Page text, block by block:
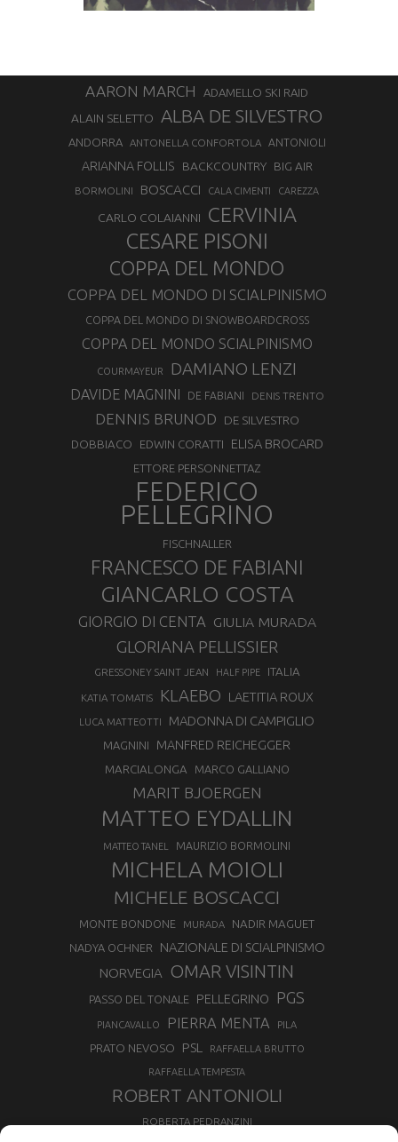
AARON MARCH ADAMELLO SKI RAID
ALAIN SELETTO ALBA DE SILVESTRO
ANDORRA ANTONELLA CONFORTOLA ANTONIOLI
ARIANNA FOLLIS BACKCOUNTRY BIG AIR
BORMOLINI BOSCACCI CALA CIMENTI CAREZZA
CARLO COLAIANNI CERVINIA
CESARE PISONI
COPPA DEL MONDO
COPPA DEL MONDO DI SCIALPINISMO
COPPA DEL MONDO DI SNOWBOARDCROSS
COPPA DEL MONDO SCIALPINISMO
COURMAYEUR DAMIANO LENZI
DAVIDE MAGNINI DE FABIANI DENIS TRENTO
DENNIS BRUNOD DE SILVESTRO
DOBBIACO EDWIN CORATTI ELISA BROCARD
ETTORE PERSONNETTAZ
FEDERICO
PELLEGRINO
FISCHNALLER
FRANCESCO DE FABIANI
GIANCARLO COSTA
GIORGIO DI CENTA GIULIA MURADA
GLORIANA PELLISSIER
GRESSONEY SAINT JEAN HALF PIPE ITALIA
KATIA TOMATIS KLAEBO LAETITIA ROUX
LUCA MATTEOTTI MADONNA DI CAMPIGLIO
MAGNINI MANFRED REICHEGGER
MARCIALONGA MARCO GALLIANO
MARIT BJOERGEN
MATTEO EYDALLIN
MATTEO TANEL MAURIZIO BORMOLINI
MICHELA MOIOLI
MICHELE BOSCACCI
MONTE BONDONE MURADA NADIR MAGUET
NADYA OCHNER
NAZIONALE DI SCIALPINISMO
NORVEGIA
OMAR VISINTIN
PASSO DEL TONALE PELLEGRINO PGS
PIANCAVALLO PIERRA MENTA PILA
PRATO NEVOSO PSL RAFFAELLA BRUTTO
RAFFAELLA TEMPESTA
ROBERT ANTONIOLI
ROBERTA PEDRANZINI